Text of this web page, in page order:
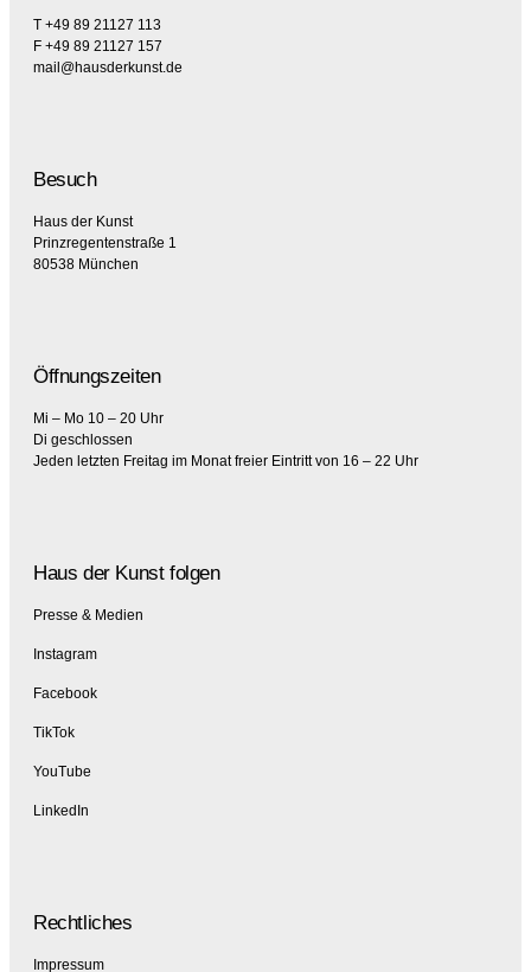
T +49 89 21127 113
F +49 89 21127 157
mail@hausderkunst.de
Besuch
Haus der Kunst
Prinzregentenstraße 1
80538 München
Öffnungszeiten
Mi – Mo 10 – 20 Uhr
Di geschlossen
Jeden letzten Freitag im Monat freier Eintritt von 16 – 22 Uhr
Haus der Kunst folgen
Presse & Medien
Instagram
Facebook
TikTok
YouTube
LinkedIn
Rechtliches
Impressum